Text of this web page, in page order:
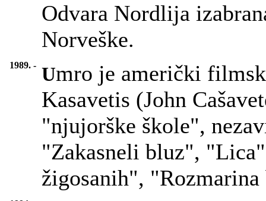
Odvara Nordlija
Norveške.
1989. - Umro je američki
Kasavetis (John
"njujorške škole",
"Zakasneli bluz",
žigosanih", "Rozmarina